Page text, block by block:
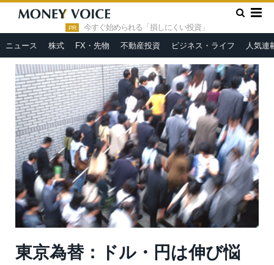
PR 今すぐ始められる「損しにくい投資」
ニュース 株式 FX・先物 不動産投資 ビジネス・ライフ 人気連
HOME » 市況ヘッドライン
東京為替：ドル・円は伸び悩み、
為替介入に警戒続く
東京為替：ドル・円は伸び悩